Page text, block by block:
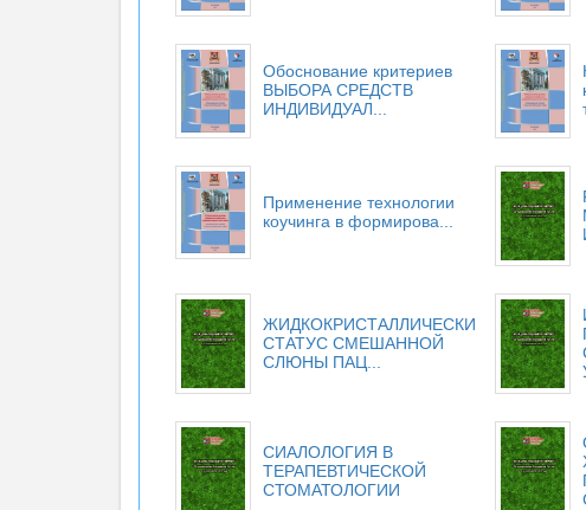
Обоснование критериев
ВЫБОРА СРЕДСТВ
ИНДИВИДУАЛ...
Применение технологии
коучинга в формирова...
ЖИДКОКРИСТАЛЛИЧЕСКИЙ
СТАТУС СМЕШАННОЙ
СЛЮНЫ ПАЦ...
СИАЛОЛОГИЯ В
ТЕРАПЕВТИЧЕСКОЙ
СТОМАТОЛОГИИ